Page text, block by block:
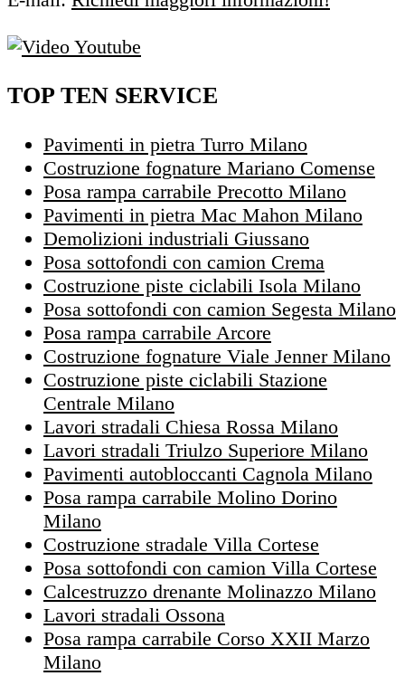
TOP TEN SERVICE
Pavimenti in pietra Turro Milano
Costruzione fognature Mariano Comense
Posa rampa carrabile Precotto Milano
Pavimenti in pietra Mac Mahon Milano
Demolizioni industriali Giussano
Posa sottofondi con camion Crema
Costruzione piste ciclabili Isola Milano
Posa sottofondi con camion Segesta Milano
Posa rampa carrabile Arcore
Costruzione fognature Viale Jenner Milano
Costruzione piste ciclabili Stazione
Centrale Milano
Lavori stradali Chiesa Rossa Milano
Lavori stradali Triulzo Superiore Milano
Pavimenti autobloccanti Cagnola Milano
Posa rampa carrabile Molino Dorino
Milano
Costruzione stradale Villa Cortese
Posa sottofondi con camion Villa Cortese
Calcestruzzo drenante Molinazzo Milano
Lavori stradali Ossona
Posa rampa carrabile Corso XXII Marzo
Milano